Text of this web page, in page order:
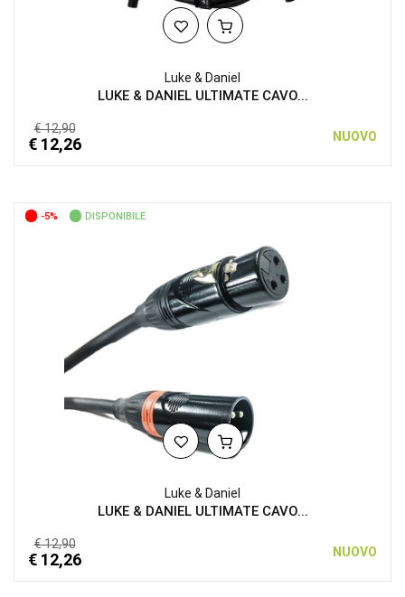
Luke & Daniel
LUKE & DANIEL ULTIMATE CAVO...
€ 12,90
€ 12,26 NUOVO
-5% DISPONIBILE
Luke & Daniel
LUKE & DANIEL ULTIMATE CAVO...
€ 12,90
€ 12,26 NUOVO